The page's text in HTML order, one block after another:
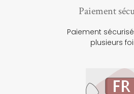
Paiement
Paiement
plusieurs